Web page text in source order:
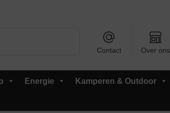
Contact Over ons
Energie Kamperen & Outdoor